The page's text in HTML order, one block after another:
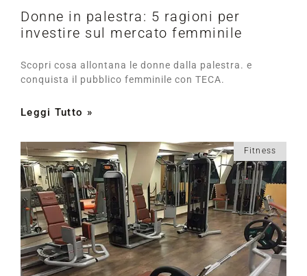
Donne in palestra: 5 ragioni per
investire sul mercato femminile
Scopri cosa allontana le donne dalla palestra. e
conquista il pubblico femminile con TECA.
Leggi Tutto »
Fitness